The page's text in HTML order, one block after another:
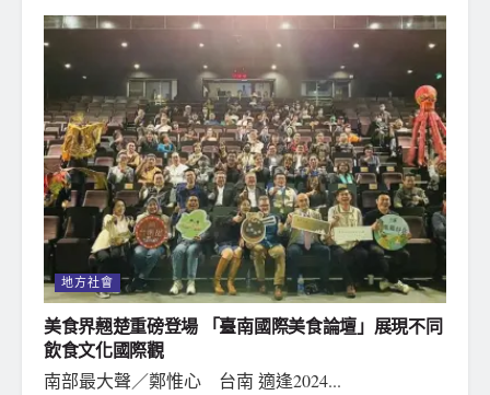
地方社會
美食界翹楚重磅登場 「臺南國際美食論壇」展現不同
飲食文化國際觀
南部最大聲／鄭惟心 台南 適逢2024...